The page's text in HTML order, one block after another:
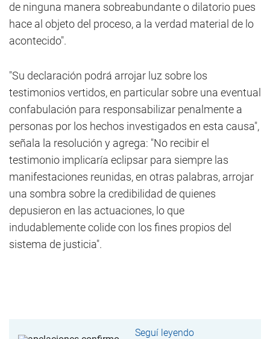
de ninguna manera sobreabundante o dilatorio pues
hace al objeto del proceso, a la verdad material de lo
acontecido".
"Su declaración podrá arrojar luz sobre los
testimonios vertidos, en particular sobre una eventual
confabulación para responsabilizar penalmente a
personas por los hechos investigados en esta causa",
señala la resolución y agrega: "No recibir el
testimonio implicaría eclipsar para siempre las
manifestaciones reunidas, en otras palabras, arrojar
una sombra sobre la credibilidad de quienes
depusieron en las actuaciones, lo que
indudablemente colide con los fines propios del
sistema de justicia".
Seguí leyendo